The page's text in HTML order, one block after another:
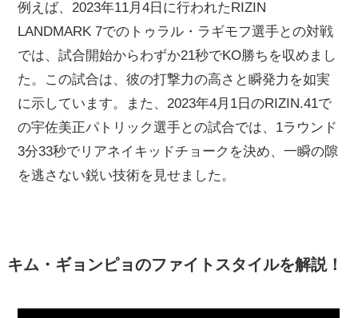
例えば、2023年11月4日に行われたRIZIN
LANDMARK 7でのトゥラル・ラギモフ選手との対戦
では、試合開始からわずか21秒でKO勝ちを収めまし
た。この試合は、彼の打撃力の高さと瞬発力を如実
に示しています。また、2023年4月1日のRIZIN.41で
の宇佐美正パトリック選手との試合では、1ラウンド
3分33秒でリアネイキッドチョークを決め、一瞬の隙
を逃さない鋭い技術を見せました。
キム・ギョンピョのファイトスタイルを解説！